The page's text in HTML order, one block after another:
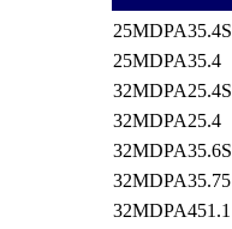
25MDPA35.4S
25MDPA35.4
32MDPA25.4S
32MDPA25.4
32MDPA35.6S
32MDPA35.75
32MDPA451.1